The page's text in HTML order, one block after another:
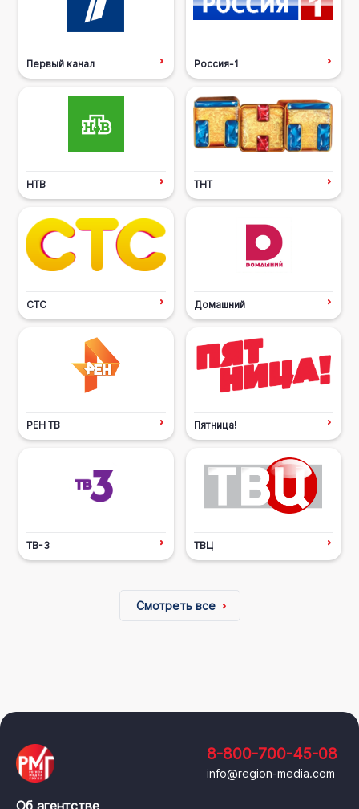
Первый канал Россия-1
НТВ ТНТ
СТС Домашний
РЕН ТВ Пятница!
ТВ-3 ТВЦ
Смотреть все
8-800-700-45-08
info@region-media.com
Об агентстве